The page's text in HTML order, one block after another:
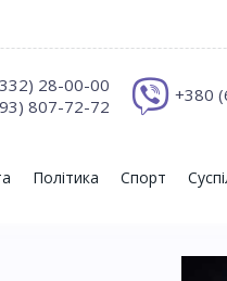
+380
28-00-00
807-72-72
Політика Спорт